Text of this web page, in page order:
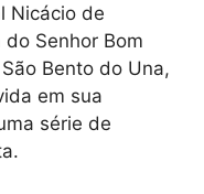
Nicácio de
Senhor Bom
Bento do Una,
em sua
série de